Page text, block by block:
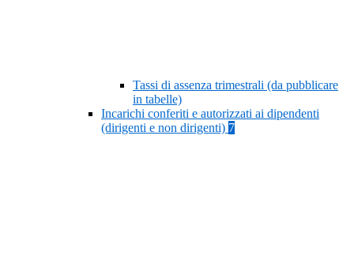
Tassi di assenza trimestrali (da pubblicare
in tabelle)
Incarichi conferiti e autorizzati ai dipendenti
(dirigenti e non dirigenti) 7